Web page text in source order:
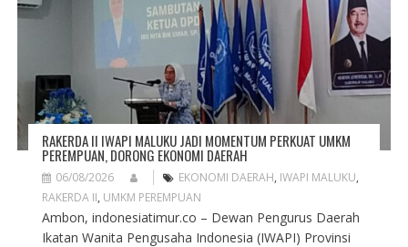
RAKERDA II IWAPI MALUKU JADI MOMENTUM PERKUAT UMKM
PEREMPUAN, DORONG EKONOMI DAERAH
06/08/2026 EKONOMI DAERAH, IWAPI MALUKU,
RAKERDA II, UMKM PEREMPUAN
Ambon, indonesiatimur.co – Dewan Pengurus Daerah
Ikatan Wanita Pengusaha Indonesia (IWAPI) Provinsi